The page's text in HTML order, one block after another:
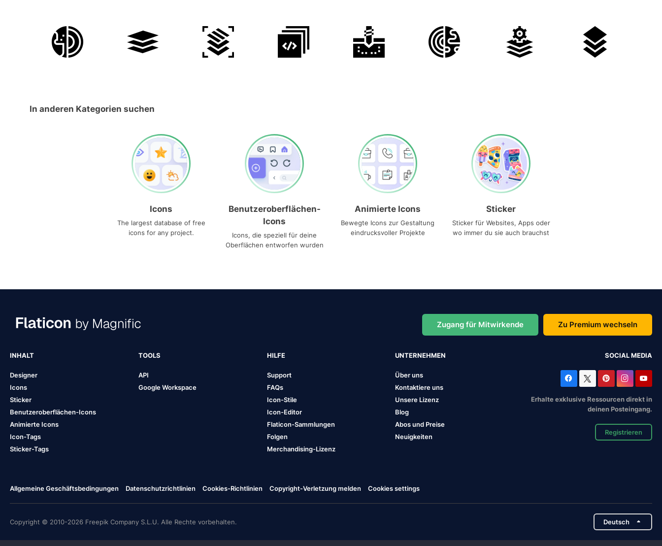
In anderen Kategorien suchen
Icons
The largest database of free
icons for any project.
Benutzeroberflächen-
Icons
Icons, die speziell für deine
Oberflächen entworfen wurden
Animierte Icons
Bewegte Icons zur Gestaltung
eindrucksvoller Projekte
Sticker
Sticker für Websites, Apps oder
wo immer du sie auch brauchst
Zugang für Mitwirkende Zu Premium wechseln
INHALT
Designer
Icons
Sticker
Benutzeroberflächen-Icons
Animierte Icons
Icon-Tags
Sticker-Tags
TOOLS
API
Google Workspace
HILFE
Support
FAQs
Icon-Stile
Icon-Editor
Flaticon-Sammlungen
Folgen
Merchandising-Lizenz
UNTERNEHMEN
Über uns
Kontaktiere uns
Unsere Lizenz
Blog
Abos und Preise
Neuigkeiten
SOCIAL MEDIA
Erhalte exklusive Ressourcen direkt in
deinen Posteingang.
Registrieren
Allgemeine Geschäftsbedingungen Datenschutzrichtlinien Cookies-Richtlinien Copyright-Verletzung melden Cookies settings
Copyright © 2010-2026 Freepik Company S.L.U. Alle Rechte vorbehalten. Deutsch